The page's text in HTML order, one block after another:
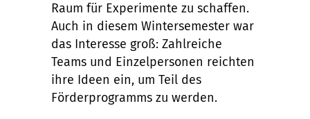
Raum für Experimente zu schaffen.
Auch in diesem Wintersemester war
das Interesse groß: Zahlreiche
Teams und Einzelpersonen reichten
ihre Ideen ein, um Teil des
Förderprogramms zu werden.